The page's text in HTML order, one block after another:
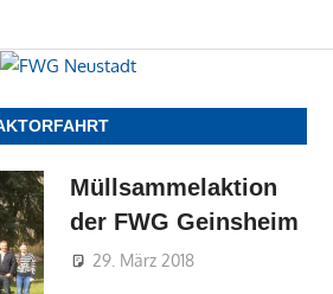
Müllsammelaktion
der FWG Geinsheim
29. März 2018